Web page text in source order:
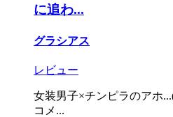
に追わ...
グラシアス
レビュー
女装男子×チンピラのアホ
コメ...